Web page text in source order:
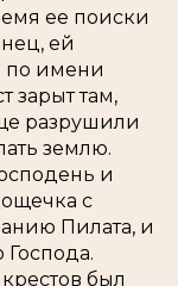
ее поиски
ей
по имени
зарыт там,
разрушили
землю.
и
с
Пилата, и
был